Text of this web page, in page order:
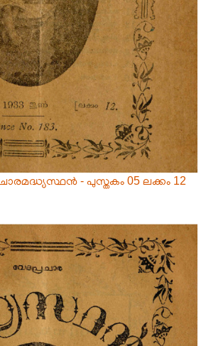
- പുസ്തകം 05 ലക്കം 12